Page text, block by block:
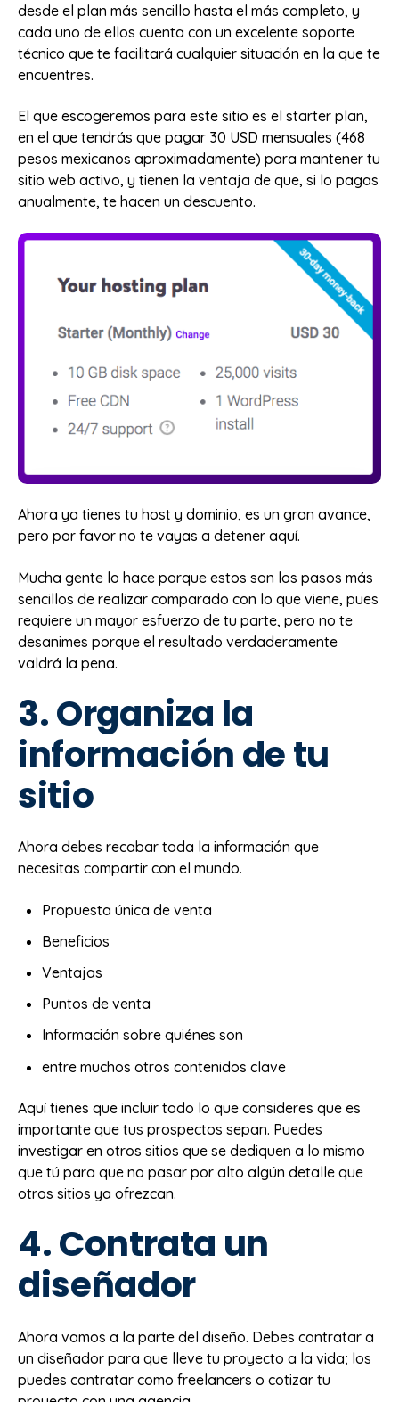
desde el plan más sencillo hasta el más completo, y
cada uno de ellos cuenta con un excelente soporte
técnico que te facilitará cualquier situación en la que te
encuentres.
El que escogeremos para este sitio es el starter plan,
en el que tendrás que pagar 30 USD mensuales (468
pesos mexicanos aproximadamente) para mantener tu
sitio web activo, y tienen la ventaja de que, si lo pagas
anualmente, te hacen un descuento.
Ahora ya tienes tu host y dominio, es un gran avance,
pero por favor no te vayas a detener aquí.
Mucha gente lo hace porque estos son los pasos más
sencillos de realizar comparado con lo que viene, pues
requiere un mayor esfuerzo de tu parte, pero no te
desanimes porque el resultado verdaderamente
valdrá la pena.
3. Organiza la
información de tu
sitio
Ahora debes recabar toda la información que
necesitas compartir con el mundo.
Propuesta única de venta
Beneficios
Ventajas
Puntos de venta
Información sobre quiénes son
entre muchos otros contenidos clave
Aquí tienes que incluir todo lo que consideres que es
importante que tus prospectos sepan. Puedes
investigar en otros sitios que se dediquen a lo mismo
que tú para que no pasar por alto algún detalle que
otros sitios ya ofrezcan.
4. Contrata un
diseñador
Ahora vamos a la parte del diseño. Debes contratar a
un diseñador para que lleve tu proyecto a la vida; los
puedes contratar como freelancers o cotizar tu